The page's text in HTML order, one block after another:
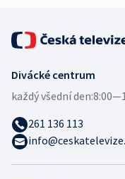
Divácké centrum
každý všední den:
261 136 113